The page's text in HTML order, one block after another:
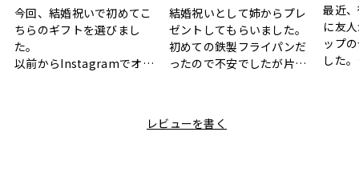
今回、結婚祝いで初めてこ
ちらのギフトを選びまし
た。
以前からInstagramでオシ
と大好きなカレーのセット
結婚祝いとして姉からプレ
ゼントしてもらいました。
初めての鉄製フライパンだ
ったので不安でしたが片手
利です。洗い物も減って一
最近
に友
ップ
した。
レビューを書く